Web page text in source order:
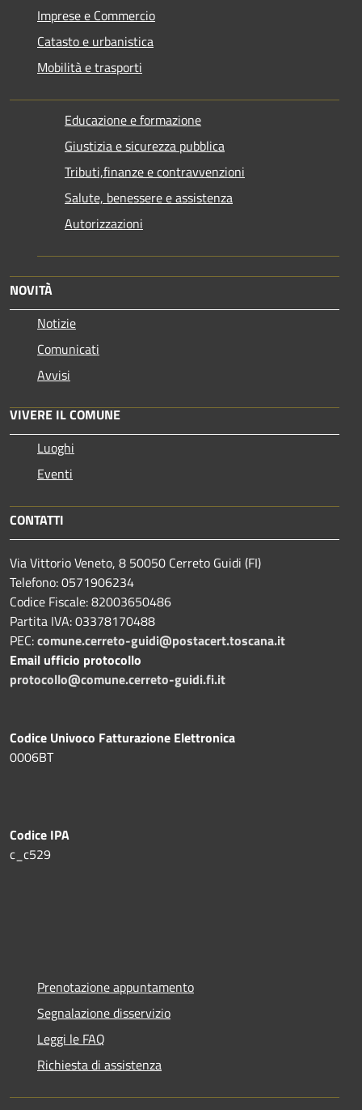
Imprese e Commercio
Catasto e urbanistica
Mobilità e trasporti
Educazione e formazione
Giustizia e sicurezza pubblica
Tributi,finanze e contravvenzioni
Salute, benessere e assistenza
Autorizzazioni
NOVITÀ
Notizie
Comunicati
Avvisi
VIVERE IL COMUNE
Luoghi
Eventi
CONTATTI
Via Vittorio Veneto, 8 50050 Cerreto Guidi (FI)
Telefono: 0571906234
Codice Fiscale: 82003650486
Partita IVA: 03378170488
PEC:comune.cerreto-guidi@postacert.toscana.it
Email ufficio protocollo
protocollo@comune.cerreto-guidi.fi.it
Codice Univoco Fatturazione Elettronica
0006BT
Codice IPA
c_c529
Prenotazione appuntamento
Segnalazione disservizio
Leggi le FAQ
Richiesta di assistenza